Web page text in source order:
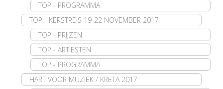
TOP - PROGRAMMA
TOP - KERSTREIS 19-22 NOVEMBER 2017
TOP - PRIJZEN
TOP - ARTIESTEN
TOP - PROGRAMMA
HART VOOR MUZIEK / KRETA 2017